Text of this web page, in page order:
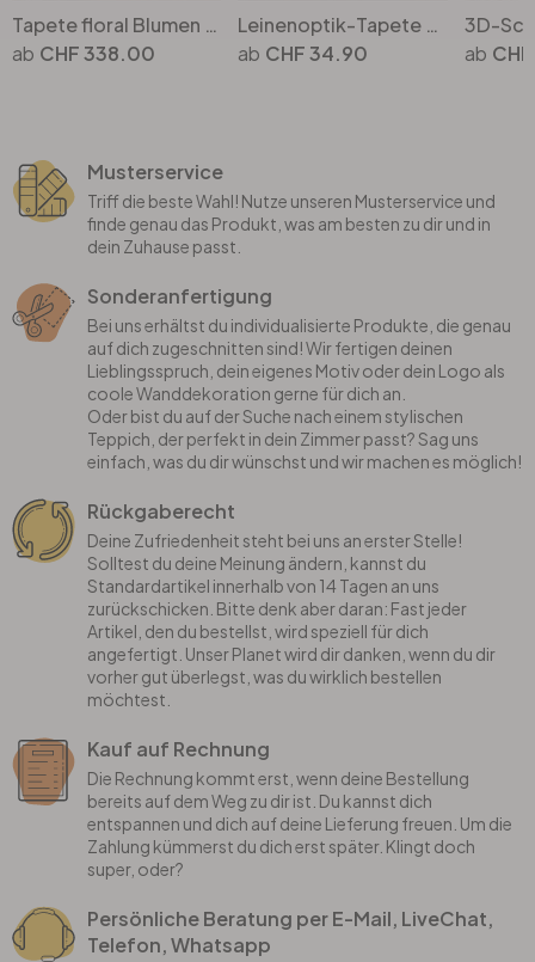
Tapete floral Blumen Schwarz Rot Vintage Blumentapete Wohnzimmer Vliestapete
CHF 338.00
Leinenoptik-Tapete Sanftes Grau - Vliestapete für elegantes Ambiente
CHF 34.90
Musterservice
Triff die beste Wahl! Nutze unseren Musterservice und
finde genau das Produkt, was am besten zu dir und in
dein Zuhause passt.
Sonderanfertigung
Bei uns erhältst du individualisierte Produkte, die genau
auf dich zugeschnitten sind! Wir fertigen deinen
Lieblingsspruch, dein eigenes Motiv oder dein Logo als
coole Wanddekoration gerne für dich an.
Oder bist du auf der Suche nach einem stylischen
Teppich, der perfekt in dein Zimmer passt? Sag uns
einfach, was du dir wünschst und wir machen es möglich!
Rückgaberecht
Deine Zufriedenheit steht bei uns an erster Stelle!
Solltest du deine Meinung ändern, kannst du
Standardartikel innerhalb von 14 Tagen an uns
zurückschicken. Bitte denk aber daran: Fast jeder
Artikel, den du bestellst, wird speziell für dich
angefertigt. Unser Planet wird dir danken, wenn du dir
vorher gut überlegst, was du wirklich bestellen
möchtest.
Kauf auf Rechnung
Die Rechnung kommt erst, wenn deine Bestellung
bereits auf dem Weg zu dir ist. Du kannst dich
entspannen und dich auf deine Lieferung freuen. Um die
Zahlung kümmerst du dich erst später. Klingt doch
super, oder?
Persönliche Beratung per E-Mail, LiveChat,
Telefon, Whatsapp